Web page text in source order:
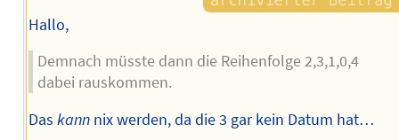
Hallo,
Demnach müsste dann die Reihenfolge 2,3,1,0,4
dabei rauskommen.
Das kannnix werden, da die 3 gar kein Datum hat…